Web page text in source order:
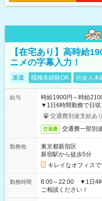
【在宅あり】高時給
ニメの字幕入力！
派遣 職種未経験OK 社会人未
給与
時給1900円～時給
▼1日6時間勤務で日収
交通費別途支給あり
交通費 交通費一部別
勤務地
東京都新宿区
新宿駅から徒歩5分
キレイなオフィス
勤務時間
8:00～22:00 ▼1日4時
ご相談ください！